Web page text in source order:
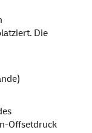
Die
Offsetdruck